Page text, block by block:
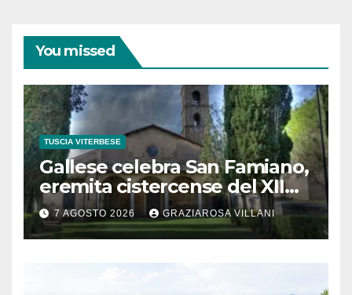
You missed
TUSCIA VITERBESE
Gallese celebra San Famiano,
eremita cistercense del XII
secolo
7 AGOSTO 2026 GRAZIAROSA VILLANI